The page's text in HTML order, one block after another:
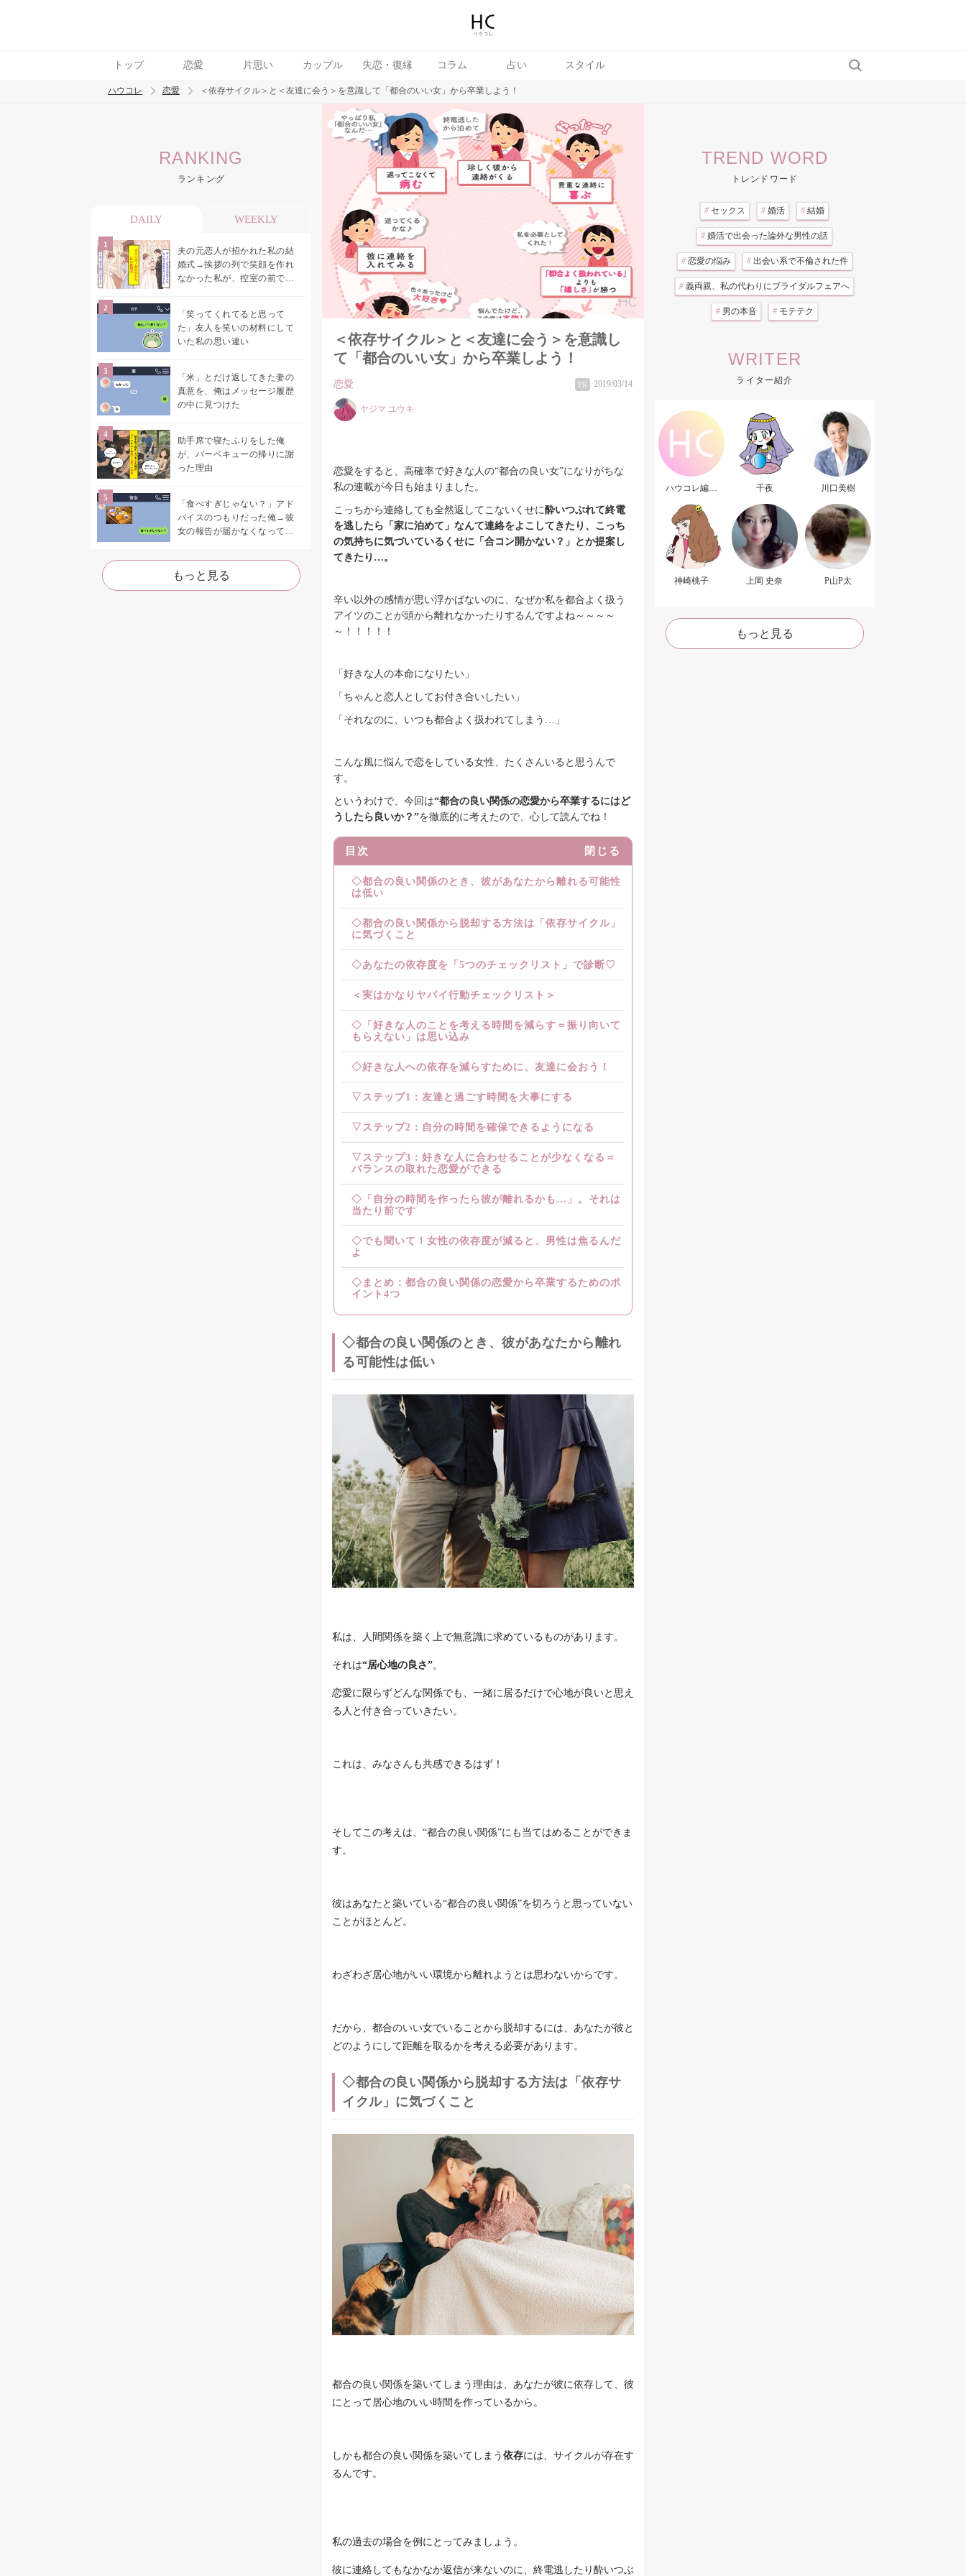
トップ 恋愛 片思い カップル 失恋・復縁 コラム 占い スタイル
トレンド ワード
ハウコレ 恋愛 ＜依存サイクル＞と＜友達に会う＞を意識して「都合のいい女」から卒業しよう！
RANKING
ランキング
DAILY WEEKLY
夫の元恋人が招かれた私の結
婚式→挨拶の列で笑顔を作れ
なかった私が、控室の前で彼
「笑ってくれてると思って
た」友人を笑いの材料にして
いた私の思い違い
「米」とだけ返してきた妻の
真意を、俺はメッセージ履歴
の中に見つけた
助手席で寝たふりをした俺
が、バーベキューの帰りに謝
った理由
「食べすぎじゃない？」アド
バイスのつもりだった俺→彼
女の報告が届かなくなって、
た
もっと見る
＜依存サイクル＞と＜友達に会う＞を意識し
て「都合のいい女」から卒業しよう！
恋愛 PR 2019/03/14
ヤジマ ユウキ
恋愛をすると、高確率で好きな人の“都合の良い女”になりがちな
私の連載が今日も始まりました。
こっちから連絡しても全然返してこないくせに酔いつぶれて終電
を逃したら「家に泊めて」なんて連絡をよこしてきたり、こっち
の気持ちに気づいているくせに「合コン開かない？」とか提案し
てきたり…。
辛い以外の感情が思い浮かばないのに、なぜか私を都合よく扱う
アイツのことが頭から離れなかったりするんですよね～～～～
～！！！！！
「好きな人の本命になりたい」
「ちゃんと恋人としてお付き合いしたい」
「それなのに、いつも都合よく扱われてしまう…」
こんな風に悩んで恋をしている女性、たくさんいると思うんで
す。
というわけで、今回は“都合の良い関係の恋愛から卒業するにはど
うしたら良いか？”を徹底的に考えたので、心して読んでね！
目次 閉じる
◇都合の良い関係のとき、彼があなたから離れる可能性
は低い
◇都合の良い関係から脱却する方法は「依存サイクル」
に気づくこと
◇あなたの依存度を「5つのチェックリスト」で診断♡
＜実はかなりヤバイ行動チェックリスト＞
◇「好きな人のことを考える時間を減らす＝振り向いて
もらえない」は思い込み
◇好きな人への依存を減らすために、友達に会おう！
▽ステップ1：友達と過ごす時間を大事にする
▽ステップ2：自分の時間を確保できるようになる
▽ステップ3：好きな人に合わせることが少なくなる＝
バランスの取れた恋愛ができる
◇「自分の時間を作ったら彼が離れるかも…」。それは
当たり前です
◇でも聞いて！女性の依存度が減ると、男性は焦るんだ
よ
◇まとめ：都合の良い関係の恋愛から卒業するためのポ
イント4つ
◇都合の良い関係のとき、彼があなたから離れ
る可能性は低い
私は、人間関係を築く上で無意識に求めているものがあります。
それは“居心地の良さ”。
恋愛に限らずどんな関係でも、一緒に居るだけで心地が良いと思え
る人と付き合っていきたい。
これは、みなさんも共感できるはず！
そしてこの考えは、“都合の良い関係”にも当てはめることができま
す。
彼はあなたと築いている“都合の良い関係”を切ろうと思っていない
ことがほとんど。
わざわざ居心地がいい環境から離れようとは思わないからです。
だから、都合のいい女でいることから脱却するには、あなたが彼と
どのようにして距離を取るかを考える必要があります。
◇都合の良い関係から脱却する方法は「依存サ
イクル」に気づくこと
都合の良い関係を築いてしまう理由は、あなたが彼に依存して、彼
にとって居心地のいい時間を作っているから。
しかも都合の良い関係を築いてしまう 依存には、サイクルが存在す
るんです。
私の過去の場合を例にとってみましょう。
彼に連絡してもなかなか返信が来ないのに、終電逃したり酔いつぶ
TREND WORD
トレンドワード
# セックス # 婚活 # 結婚
# 婚活で出会った論外な男性の話
# 恋愛の悩み # 出会い系で不倫された件
# 義両親、私の代わりにブライダルフェアへ
# 男の本音 # モテテク
WRITER
ライター紹介
ハウコレ編集
千夜 川口美樹
神崎桃子 上岡 史奈 P山P太
もっと見る